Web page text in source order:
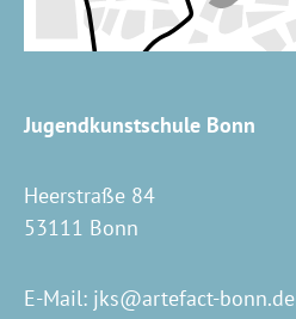
Jugendkunstschule Bonn
Heerstraße 84
53111 Bonn
E-Mail: jks@artefact-bonn.de